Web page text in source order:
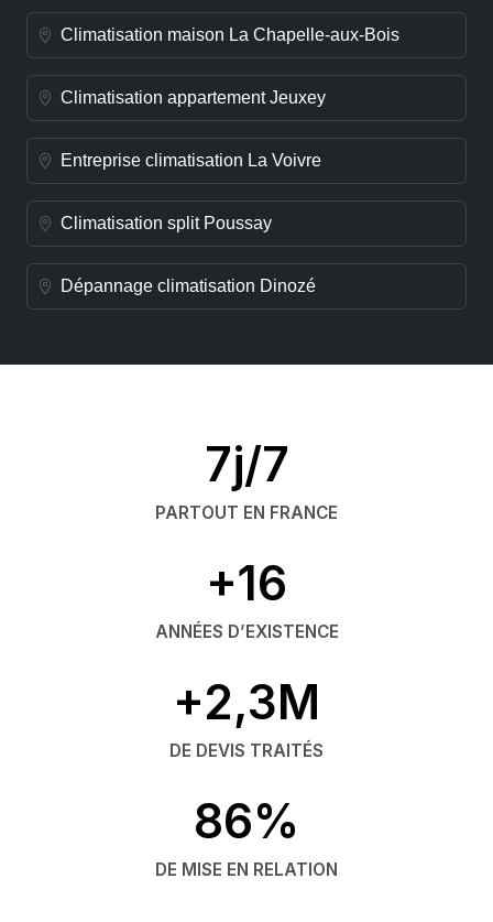
Climatisation maison La Chapelle-aux-Bois
Climatisation appartement Jeuxey
Entreprise climatisation La Voivre
Climatisation split Poussay
Dépannage climatisation Dinozé
7j/7
PARTOUT EN FRANCE
+16
ANNÉES D’EXISTENCE
+2,3M
DE DEVIS TRAITÉS
86%
DE MISE EN RELATION